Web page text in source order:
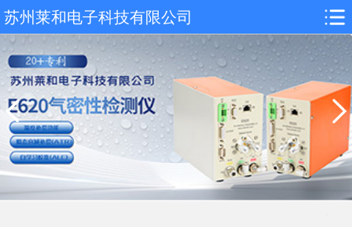
苏州莱和电子科技有限公司